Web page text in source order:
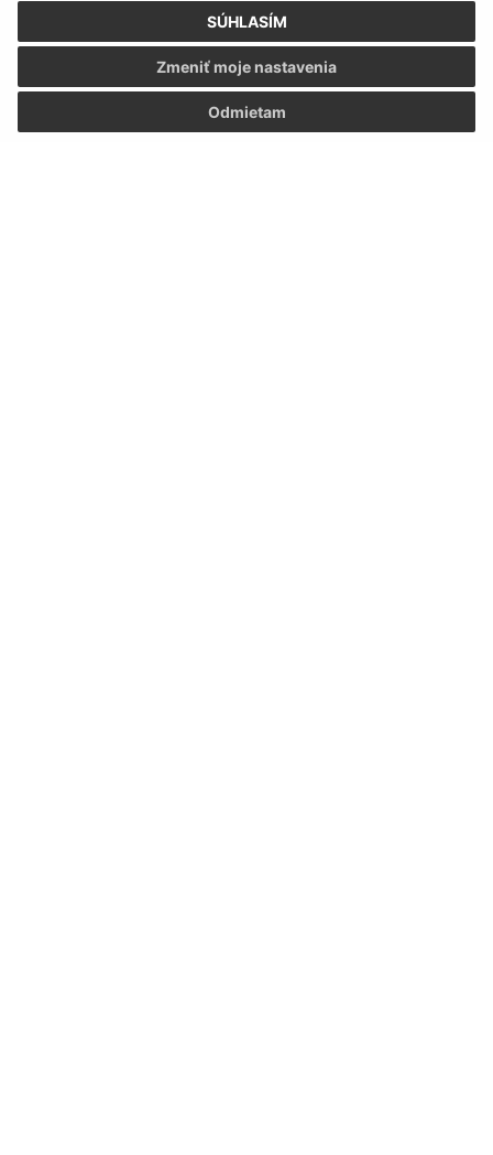
SÚHLASÍM
Odmietam
Zmeniť moje nastavenia
Madáchova 2532/32
943 60 Nána
info@obecnana.sk
+421 36 285 80 31